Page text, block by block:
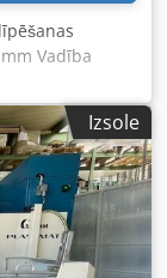
Vadība
A 63 A ass
un galda
520 mm Y ass
padeve 4 - 6
000 mm/min
ātrumi
motora jauda
Izsole